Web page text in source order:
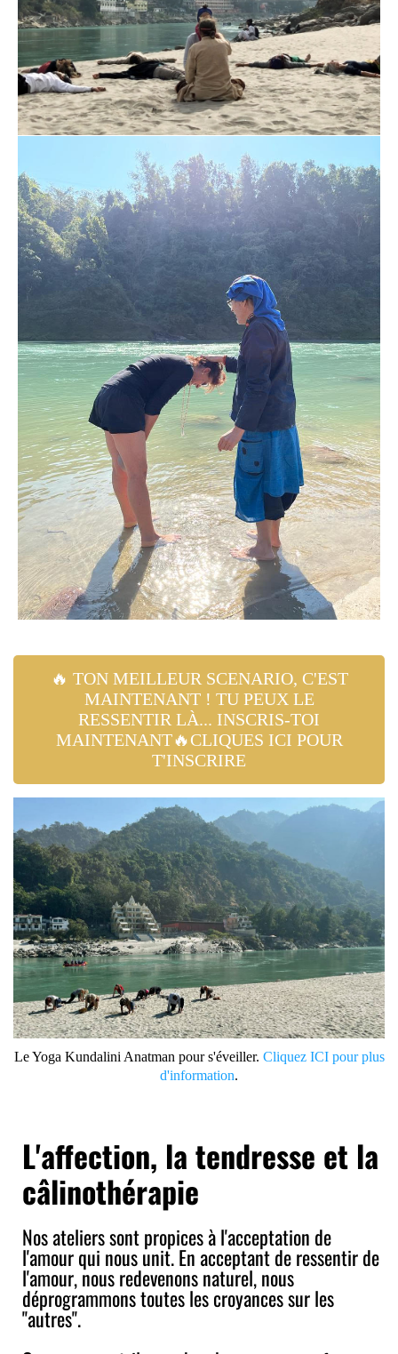
🔥 TON MEILLEUR SCENARIO, C'EST
MAINTENANT ! TU PEUX LE
RESSENTIR LÀ... INSCRIS-TOI
MAINTENANT🔥CLIQUES ICI POUR
T'INSCRIRE
Le Yoga Kundalini Anatman pour s'éveiller. Cliquez ICI pour plus
d'information.
L'affection, la tendresse et la
câlinothérapie
Nos ateliers sont propices à l'acceptation de
l'amour qui nous unit. En acceptant de ressentir de
l'amour, nous redevenons naturel, nous
déprogrammons toutes les croyances sur les
"autres".